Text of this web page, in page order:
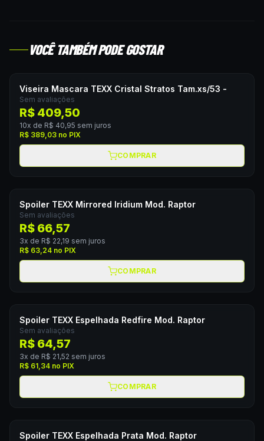
VOCÊ TAMBÉM PODE GOSTAR
Viseira Mascara TEXX Cristal Stratos Tam.xs/53 -
Sem avaliações
R$ 409,50
10x de R$ 40,95 sem juros
R$ 389,03 no PIX
COMPRAR
Spoiler TEXX Mirrored Iridium Mod. Raptor
Sem avaliações
R$ 66,57
3x de R$ 22,19 sem juros
R$ 63,24 no PIX
COMPRAR
Spoiler TEXX Espelhada Redfire Mod. Raptor
Sem avaliações
R$ 64,57
3x de R$ 21,52 sem juros
R$ 61,34 no PIX
COMPRAR
Spoiler TEXX Espelhada Prata Mod. Raptor